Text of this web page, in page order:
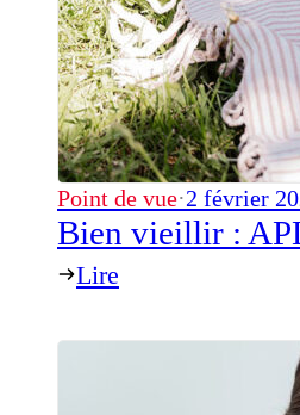
Point de vue·2 février
Bien vieillir :
Lire